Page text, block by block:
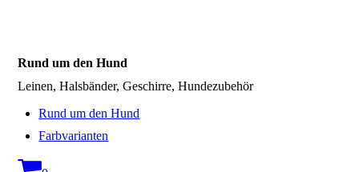
Rund um den Hund
Leinen, Halsbänder, Geschirre, Hundezubehör
Rund um den Hund
Farbvarianten